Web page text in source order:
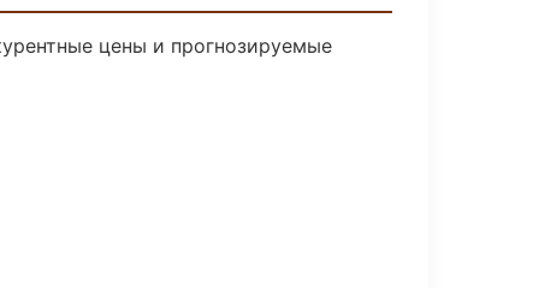
цены и прогнозируемые